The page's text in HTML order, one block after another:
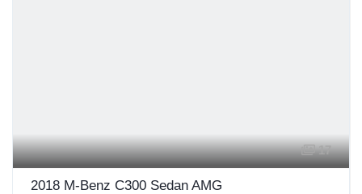
17
2018 M-Benz C300 Sedan AMG